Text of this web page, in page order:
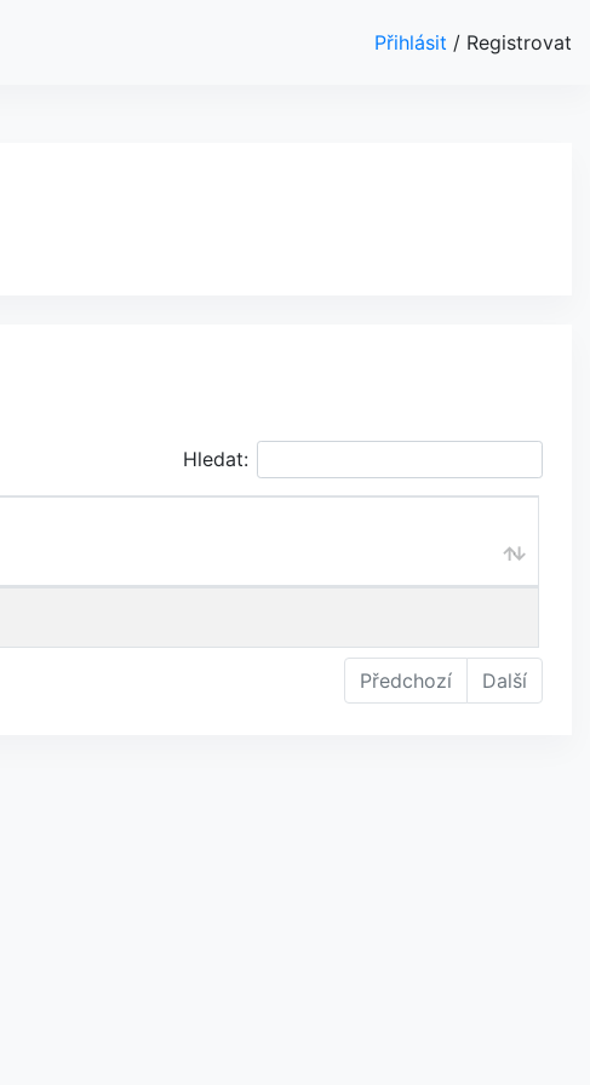
Přihlásit / Registrovat
Hledat:
Předchozí Další